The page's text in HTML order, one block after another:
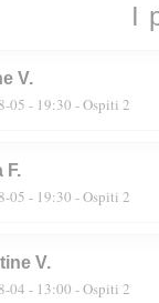
I
V
05 - 19:30 - Ospiti 2
F
05 - 19:30 - Ospiti 2
V
04 - 13:00 - Ospiti 2